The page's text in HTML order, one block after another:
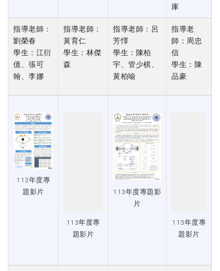
庫
指導老師：
劉榮春
學生：江衍
億、張可
翰、李娜
指導老師：
黃育仁
學生：林傑
森
指導老師：呂
芳懌
學生：陳柏
宇、管少棋、
黃柏喻
指導老
師：周忠
信
學生：陳
品豪
113年度專
題影片
113年度專
題影片
113年度專題影
片